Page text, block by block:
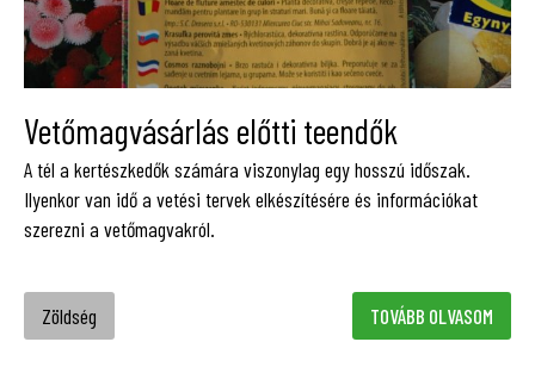
Vetőmagvásárlás előtti teendők
A tél a kertészkedők számára viszonylag egy hosszú időszak.
Ilyenkor van idő a vetési tervek elkészítésére és információkat
szerezni a vetőmagvakról.
Zöldség TOVÁBB OLVASOM